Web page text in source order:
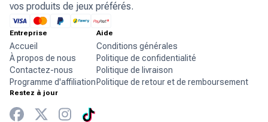
vos produits de jeux préférés.
Entreprise
Accueil
À propos de nous
Contactez-nous
Programme d'affiliation
Aide
Conditions générales
Politique de confidentialité
Politique de livraison
Politique de retour et de remboursement
Restez à jour